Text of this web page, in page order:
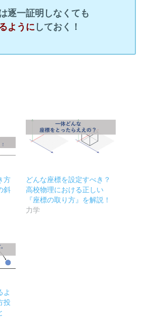
逐一証明しなくても
ように しておく！
方
斜
どんな座標を設定すべき？
高校物理における正しい
『座標の取り方』を解説！
力学
よ
投